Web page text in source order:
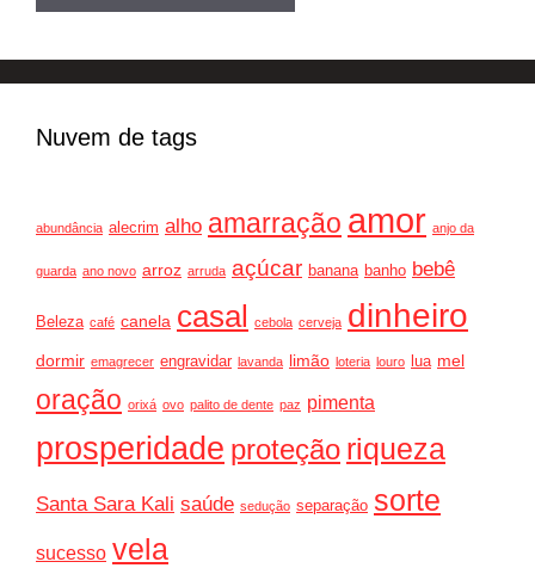
Nuvem de tags
abundância alecrim alho amarração amor anjo da
guarda ano novo arroz arruda açúcar banana banho bebê
Beleza café canela casal cebola cerveja dinheiro
dormir emagrecer engravidar lavanda limão loteria louro lua mel
oração orixá ovo palito de dente paz pimenta
prosperidade proteção riqueza
Santa Sara Kali saúde sedução separação sorte
sucesso vela